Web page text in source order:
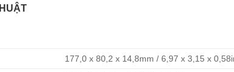
177,0 x 80,2 x 14,8mm / 6,97 x 3,15 x